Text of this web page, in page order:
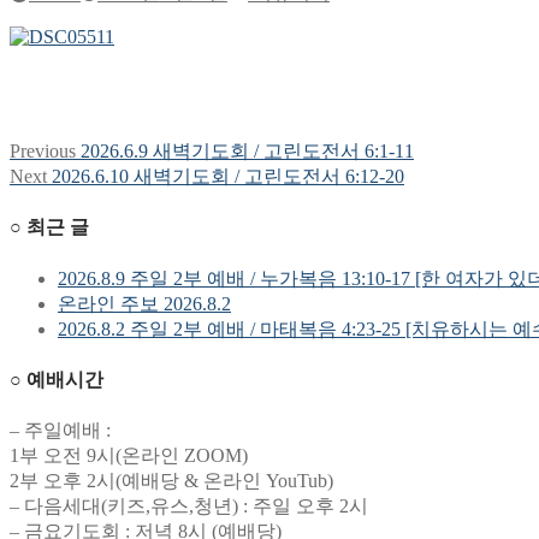
글
색
Previous Previous
post:
2026.6.9 새벽기도회 / 고린도전서 6:1-11
Next Next
2026.6.10 새벽기도회 / 고린도전서 6:12-20
○ 최근 글
2026.8.9 주일 2부 예배 / 누가복음 13:10-17 [한 여자가 있
온라인 주보 2026.8.2
2026.8.2 주일 2부 예배 / 마태복음 4:23-25 [치유하시는 예
○ 예배시간
– 주일예배 :
1부 오전 9시(온라인 ZOOM)
2부 오후 2시(예배당 & 온라인 YouTub)
– 다음세대(키즈,유스,청년) : 주일 오후 2시
– 금요기도회 : 저녁 8시 (예배당)